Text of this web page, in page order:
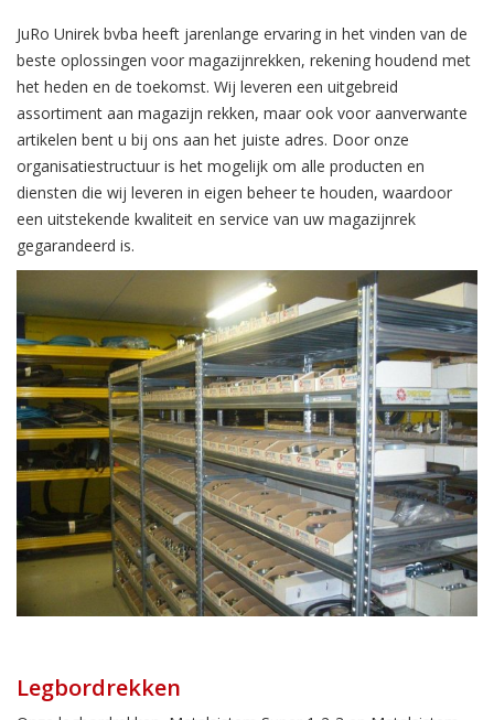
JuRo Unirek bvba heeft jarenlange ervaring in het vinden van de
beste oplossingen voor magazijnrekken, rekening houdend met
het heden en de toekomst. Wij leveren een uitgebreid
assortiment aan magazijn rekken, maar ook voor aanverwante
artikelen bent u bij ons aan het juiste adres. Door onze
organisatiestructuur is het mogelijk om alle producten en
diensten die wij leveren in eigen beheer te houden, waardoor
een uitstekende kwaliteit en service van uw magazijnrek
gegarandeerd is.
Legbordrekken